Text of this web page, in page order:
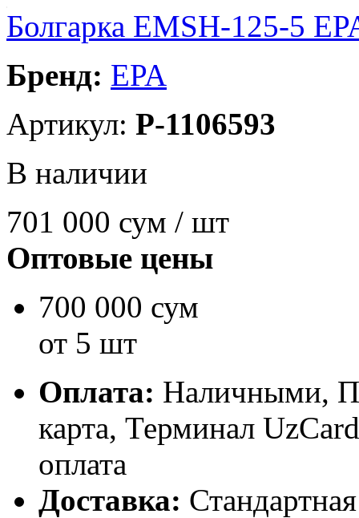
Болгарка EMSH-125-5
Бренд: EPA
Артикул: P-1106593
В наличии
701 000 сум / шт
Оптовые цены
700 000 сум
от 5 шт
Оплата: Наличными,
карта, Терминал
оплата
Доставка: